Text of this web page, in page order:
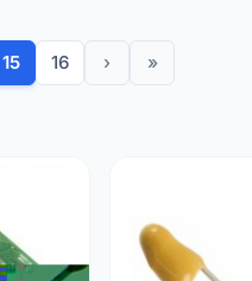
15 16 › »